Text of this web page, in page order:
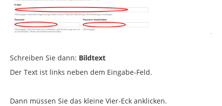
Schreiben Sie dann: Bildtext
Der Text ist links neben dem Eingabe-Feld.
Dann müssen Sie das kleine Vier-Eck anklicken.